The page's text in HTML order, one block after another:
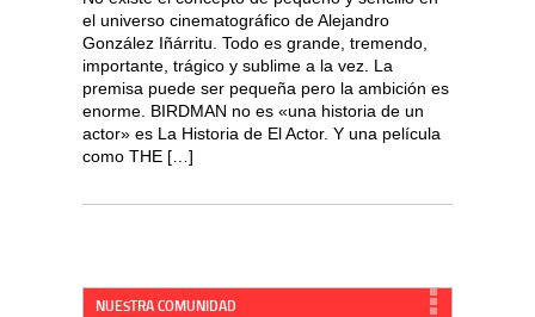
el universo cinematográfico de Alejandro
González Iñárritu. Todo es grande, tremendo,
importante, trágico y sublime a la vez. La
premisa puede ser pequeña pero la ambición es
enorme. BIRDMAN no es «una historia de un
actor» es La Historia de El Actor. Y una película
como THE […]
NUESTRA COMUNIDAD